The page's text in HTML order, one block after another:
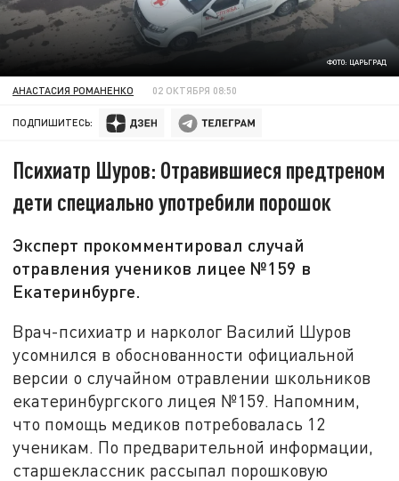
ФОТО: ЦАРЬГРАД
АНАСТАСИЯ РОМАНЕНКО 02 ОКТЯБРЯ 08:50
ПОДПИШИТЕСЬ:
Психиатр Шуров: Отравившиеся предтреном
дети специально употребили порошок
Эксперт прокомментировал случай
отравления учеников лицее №159 в
Екатеринбурге.
Врач-психиатр и нарколог Василий Шуров
усомнился в обоснованности официальной
версии о случайном отравлении школьников
екатеринбургского лицея №159. Напомним,
что помощь медиков потребовалась 12
ученикам. По предварительной информации,
старшеклассник рассыпал порошковую